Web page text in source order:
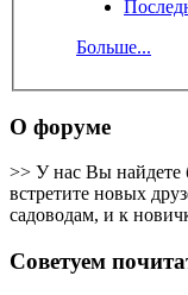
Больше...
О форуме
>> У нас Вы найдете
встретите новых
садоводам, и к
Советуем